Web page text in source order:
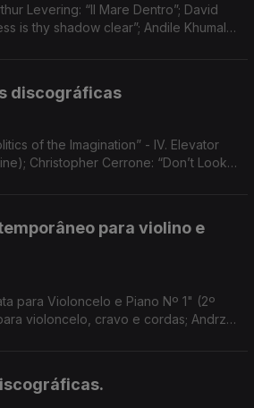
Levering: “Il Mare Dentro”; David
is thy shadow clear”; Andile Khumalo:
discográficas
of the Imagination” - IV. Elevator
Christopher Cerrone: “Don’t Look
para violino e
para Violoncelo e Piano Nº 1" (2º
violoncelo, cravo e cordas; Andrzej